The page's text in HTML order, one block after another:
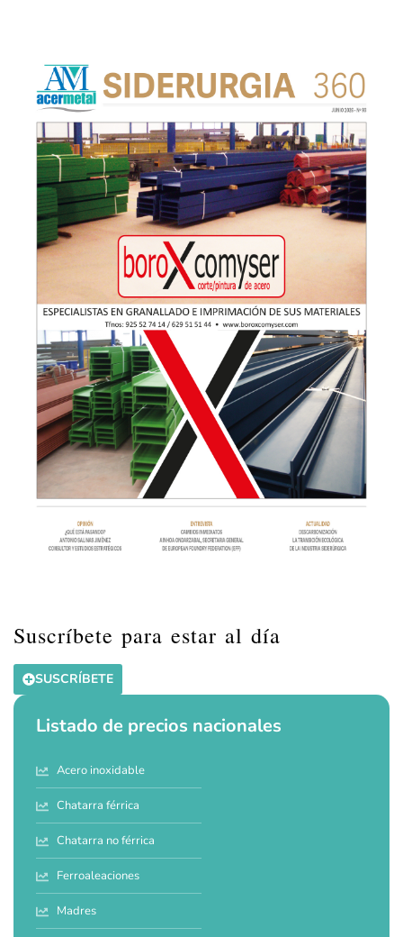
Suscríbete para estar al día
SUSCRÍBETE
Listado de precios nacionales
Acero inoxidable
Chatarra férrica
Chatarra no férrica
Ferroaleaciones
Madres